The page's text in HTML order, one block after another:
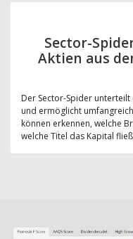
Sector-
Aktien aus
Der Sector-Spider
und ermöglicht
können erkennen, welche
welche Titel das Kapital